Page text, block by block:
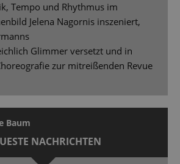
Tempo und Rhythmus im
Jelena Nagornis inszeniert,
Glimmer versetzt und in
zur mitreißenden Revue
Baum
NACHRICHTEN